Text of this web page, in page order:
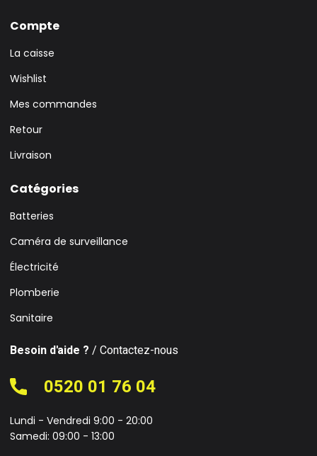
Compte
La caisse
Wishlist
Mes commandes
Retour
Livraison
Catégories
Batteries
Caméra de surveillance
Électricité
Plomberie
Sanitaire
Besoin d'aide ? / Contactez-nous
0520 01 76 04
Lundi - Vendredi 9:00 - 20:00
Samedi: 09:00 - 13:00